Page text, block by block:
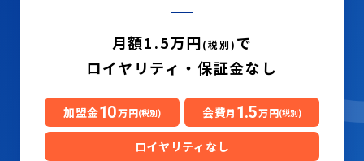
月額1.5万円(税別) で
ロイヤリティ・保証金なし
加盟金10万円(税別) 会費月 1.5万円(税別)
ロイヤリティなし